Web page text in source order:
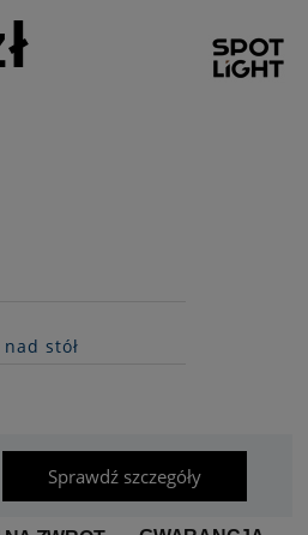
stół
Sprawdź szczegóły